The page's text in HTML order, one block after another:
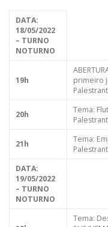
DATA:
18/05/2022
– TURNO
NOTURNO
19h
primeiro
20h
Tema:
21h
Tema:
DATA:
19/05/2022
– TURNO
NOTURNO
Tema: